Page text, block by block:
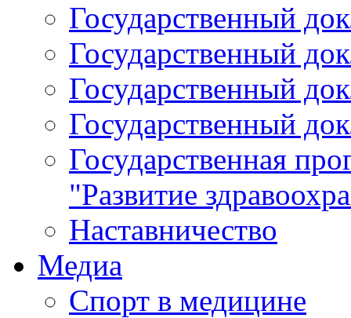
Государственный
Государственный
Государственный
Государственный
Государственная
"Развитие
Наставничество
Медиа
Спорт в медицине